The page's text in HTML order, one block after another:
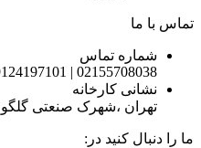
تماس با ما
شماره تماس
02155708038 | 09124197101
نشانی کارخانه
تهران ،شهرک صنعتی
ما را دنبال کنید در: